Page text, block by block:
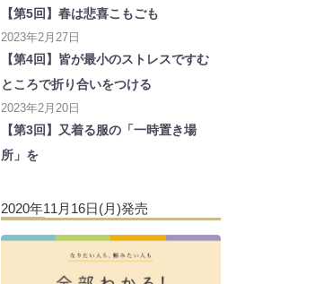
【第5回】春は悲喜こもごも
2023年2月27日
【第4回】皆が最小のストレスですむ
ところで折り合いをつける
2023年2月20日
【第3回】又着る服の「一時置き場
所」を
2020年11月16日(月)発売